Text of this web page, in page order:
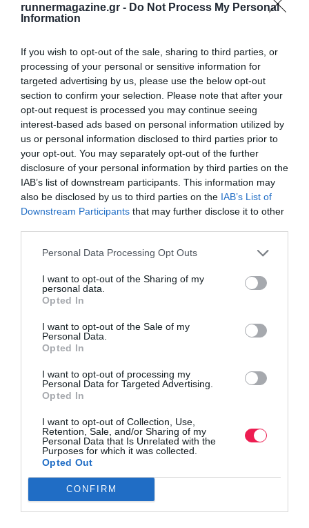
runnermagazine.gr - Do Not Process My Personal
Information
If you wish to opt-out of the sale, sharing to third parties, or
processing of your personal or sensitive information for
targeted advertising by us, please use the below opt-out
section to confirm your selection. Please note that after your
opt-out request is processed you may continue seeing
interest-based ads based on personal information utilized by
us or personal information disclosed to third parties prior to
your opt-out. You may separately opt-out of the further
disclosure of your personal information by third parties on the
IAB’s list of downstream participants. This information may
also be disclosed by us to third parties on the IAB’s List of
Downstream Participants that may further disclose it to other
Personal Data Processing Opt Outs
I want to opt-out of the Sharing of my
personal data.
Opted In
I want to opt-out of the Sale of my
Personal Data.
Opted In
I want to opt-out of processing my
Personal Data for Targeted Advertising.
Opted In
I want to opt-out of Collection, Use,
Retention, Sale, and/or Sharing of my
Personal Data that Is Unrelated with the
Purposes for which it was collected.
Opted Out
CONFIRM
Γίνε Συνδρομητής